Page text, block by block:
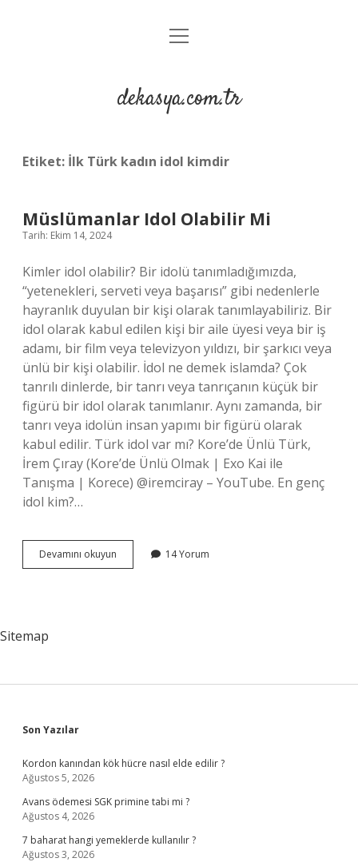
Anasayfa
Yasal Uyarı
menüyü
dekasya.com.tr
Etiket: İlk Türk kadın idol kimdir
Müslümanlar Idol Olabilir Mi
Tarih: Ekim 14, 2024
Kimler idol olabilir? Bir idolü tanımladığımızda,
“yetenekleri, serveti veya başarısı” gibi nedenlerle
hayranlık duyulan bir kişi olarak tanımlayabiliriz. Bir
idol olarak kabul edilen kişi bir aile üyesi veya bir iş
adamı, bir film veya televizyon yıldızı, bir şarkıcı veya
ünlü bir kişi olabilir. İdol ne demek islamda? Çok
tanrılı dinlerde, bir tanrı veya tanrıçanın küçük bir
figürü bir idol olarak tanımlanır. Aynı zamanda, bir
tanrı veya idolün insan yapımı bir figürü olarak
kabul edilir. Türk idol var mı? Kore’de Ünlü Türk,
İrem Çıray (Kore’de Ünlü Olmak | Exo Kai ile
Tanışma | Korece) @iremciray – YouTube. En genç
idol kim?…
Devamını okuyun Müslümanlar
Idol
14 Yorum
Sitemap
Sidebar
Son Yazılar
Kordon kanından kök hücre nasıl elde edilir ?
Ağustos 5, 2026
Avans ödemesi SGK primine tabi mi ?
Ağustos 4, 2026
7 baharat hangi yemeklerde kullanılır ?
Ağustos 3, 2026